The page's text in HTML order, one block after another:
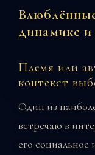
динамике
Племя или
контекст
Один из
встречаю в
его социальное